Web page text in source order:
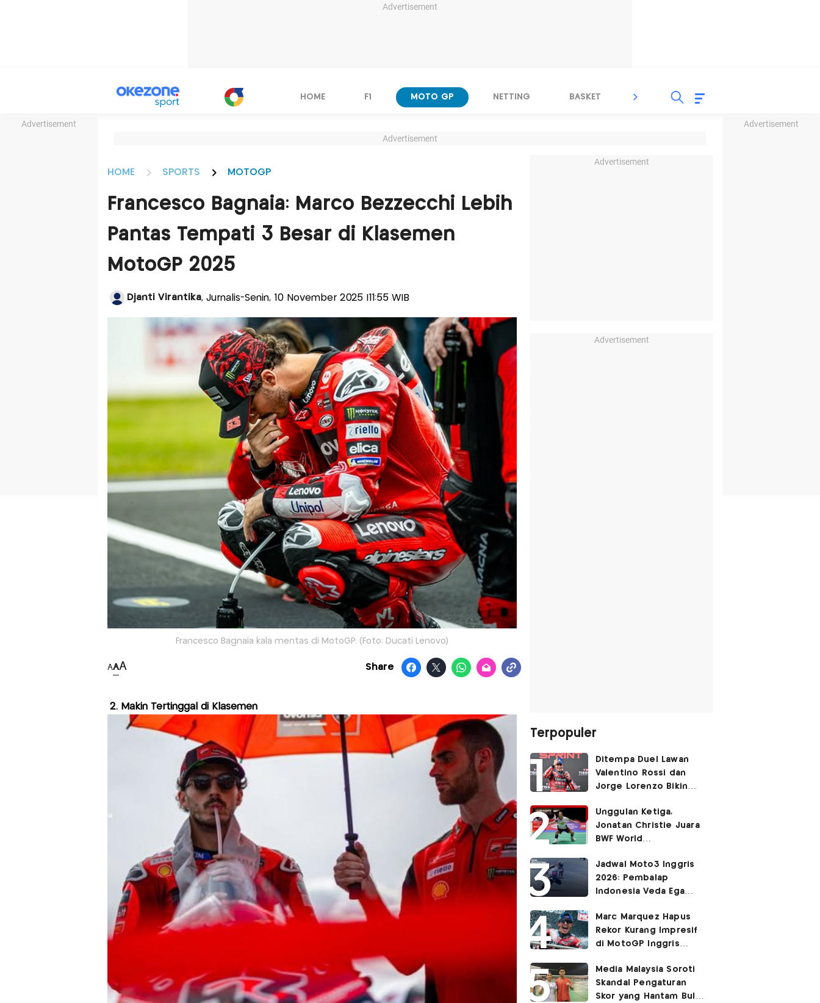
Advertisement
Advertisement Advertisement
HOME F1 MOTO GP NETTING BASKET SPORT LAIN
Advertisement
HOME SPORTS MOTOGP
Francesco Bagnaia: Marco Bezzecchi Lebih
Pantas Tempati 3 Besar di Klasemen
MotoGP 2025
Djanti Virantika, Jurnalis-Senin, 10 November 2025 |11:55 WIB
Francesco Bagnaia kala mentas di MotoGP. (Foto: Ducati Lenovo)
AAA Share
2. Makin Tertinggal di Klasemen
Advertisement
Advertisement
Terpopuler
Ditempa Duel Lawan
Valentino Rossi dan
Jorge Lorenzo Bikin
Dikalahkan
Unggulan Ketiga,
Jonatan Christie Juara
BWF World
Jadwal Moto3 Inggris
2026: Pembalap
Indonesia Veda Ega
Marc Marquez Hapus
Rekor Kurang Impresif
di MotoGP Inggris
Media Malaysia Soroti
Skandal Pengaturan
Skor yang Hantam Bulu